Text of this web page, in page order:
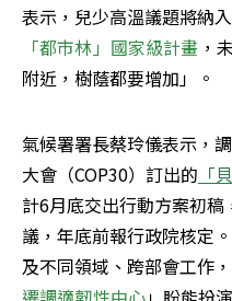
表示，兒少高溫議題將納
「都市林」國家級計畫 ，
附近，樹蔭都要增加」。
氣候署署長蔡玲儀表示，
大會（COP30）訂出的 「
計6月底交出行動方案初
議，年底前報行政院核定
及不同領域、跨部會工作